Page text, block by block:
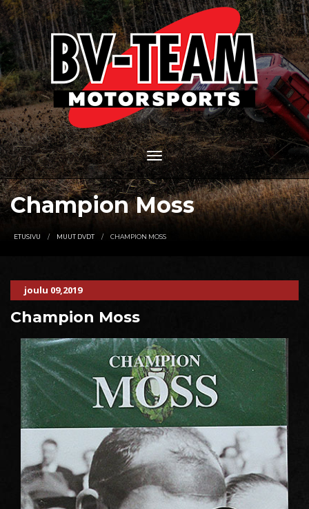
Champion Moss
ETUSIVU MUUT DVDT CHAMPION MOSS
joulu 09,2019
Champion Moss